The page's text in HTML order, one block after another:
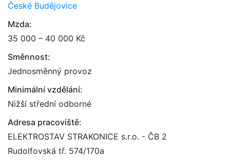
České Budějovice
Mzda:
35 000 – 40 000 Kč
Směnnost:
Jednosměnný provoz
Minimální vzdělání:
Nižší střední odborné
Adresa pracoviště:
ELEKTROSTAV STRAKONICE s.r.o. - ČB 2
Rudolfovská tř. 574/170a